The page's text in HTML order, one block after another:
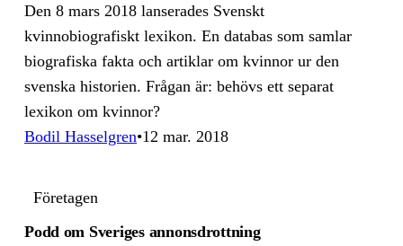
Den 8 mars 2018 lanserades Svenskt
kvinnobiografiskt lexikon. En databas som samlar
biografiska fakta och artiklar om kvinnor ur den
svenska historien. Frågan är: behövs ett separat
lexikon om kvinnor?
Bodil Hasselgren 12 mar. 2018
Företagen
Podd om Sveriges annons­drott­ning